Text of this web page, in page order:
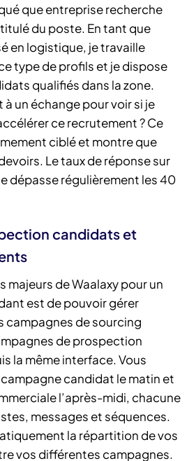
que entreprise recherche
du poste. En tant que
en logistique, je travaille
type de profils et je dispose
qualifiés dans la zone.
un échange pour voir si je
ce recrutement ? Ce
ciblé et montre que
Le taux de réponse sur
dépasse régulièrement les 40
candidats et
majeurs de Waalaxy pour un
est de pouvoir gérer
campagnes de sourcing
de prospection
la même interface. Vous
candidat le matin et
l’après-midi, chacune
messages et séquences.
la répartition de vos
vos différentes campagnes.